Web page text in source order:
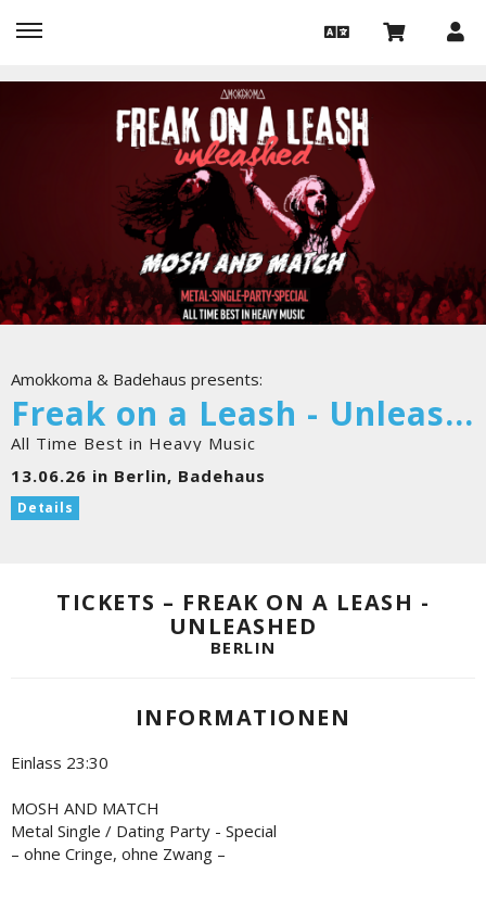
Amokkoma & Badehaus presents:
Freak on a Leash - Unleashed
All Time Best in Heavy Music
13.06.26 in Berlin, Badehaus
Details
TICKETS – FREAK ON A LEASH -
UNLEASHED
BERLIN
INFORMATIONEN
Einlass 23:30
MOSH AND MATCH
Metal Single / Dating Party - Special
– ohne Cringe, ohne Zwang –